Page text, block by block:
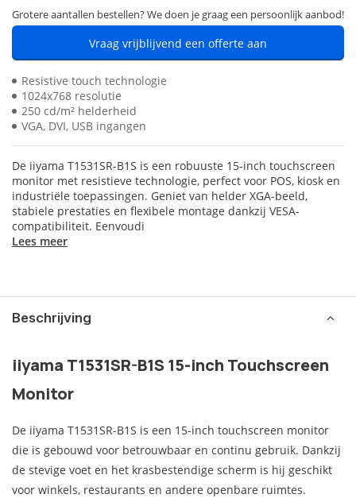
Grotere aantallen bestellen? We doen je graag een persoonlijk aanbod!
Vraag vrijblijvend een offerte aan
Resistive touch technologie
1024x768 resolutie
250 cd/m² helderheid
VGA, DVI, USB ingangen
De iiyama T1531SR-B1S is een robuuste 15-inch touchscreen
monitor met resistieve technologie, perfect voor POS, kiosk en
industriële toepassingen. Geniet van helder XGA-beeld,
stabiele prestaties en flexibele montage dankzij VESA-
compatibiliteit. Eenvoudi
Lees meer
Beschrijving
iiyama T1531SR-B1S 15-inch Touchscreen
Monitor
De iiyama T1531SR-B1S is een 15-inch touchscreen monitor
die is gebouwd voor betrouwbaar en continu gebruik. Dankzij
de stevige voet en het krasbestendige scherm is hij geschikt
voor winkels, restaurants en andere openbare ruimtes.